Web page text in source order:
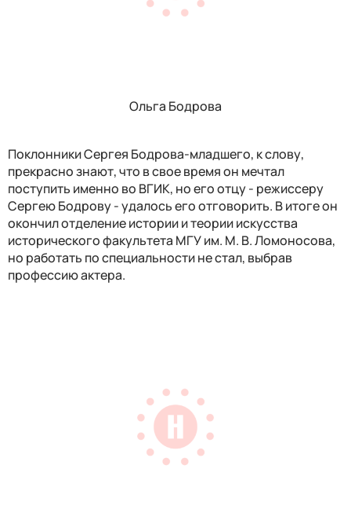
Ольга Бодрова
Поклонники Сергея Бодрова-младшего, к слову,
прекрасно знают, что в свое время он мечтал
поступить именно во ВГИК, но его отцу - режиссеру
Сергею Бодрову - удалось его отговорить. В итоге он
окончил отделение истории и теории искусства
исторического факультета МГУ им. М. В. Ломоносова,
но работать по специальности не стал, выбрав
профессию актера.